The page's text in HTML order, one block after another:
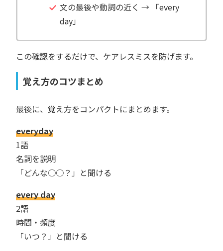
文の最後や動詞の近く → 「every
day」
この確認をするだけで、ケアレスミスを防げます。
覚え方のコツまとめ
最後に、覚え方をコンパクトにまとめます。
everyday
1語
名詞を説明
「どんな○○？」と聞ける
every day
2語
時間・頻度
「いつ？」と聞ける